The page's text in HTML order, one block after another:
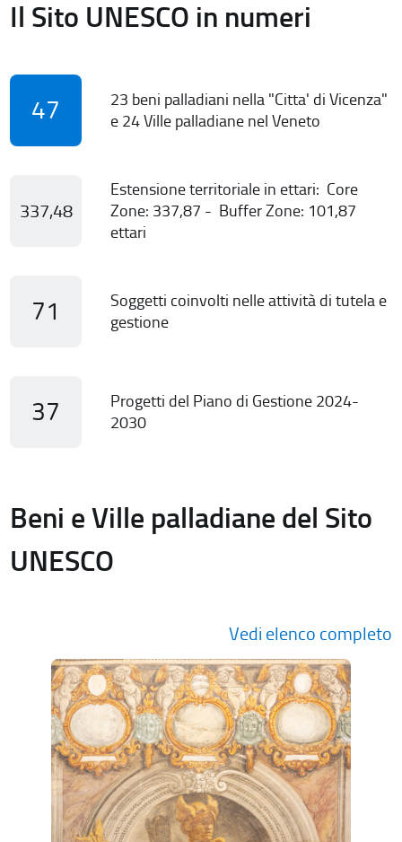
Il Sito UNESCO in numeri
47
23 beni palladiani nella "Citta' di Vicenza"
e 24 Ville palladiane nel Veneto
337,48
Estensione territoriale in ettari: Core
Zone: 337,87 - Buffer Zone: 101,87
ettari
71
Soggetti coinvolti nelle attività di tutela e
gestione
37
Progetti del Piano di Gestione 2024-
2030
Beni e Ville palladiane del Sito
UNESCO
Vedi elenco completo